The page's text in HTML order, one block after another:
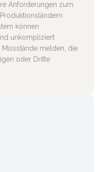
Anforderungen zum
können
unkompliziert
melden, die
oder Dritte